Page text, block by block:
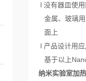
l 没有器皿使
金属、玻璃
面上
l 产品设计用
基于以上
纳米实验室加